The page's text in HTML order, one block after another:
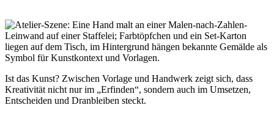
Ist das Kunst? Zwischen Vorlage und Handwerk zeigt sich, dass
Kreativität nicht nur im „Erfinden“, sondern auch im Umsetzen,
Entscheiden und Dranbleiben steckt.